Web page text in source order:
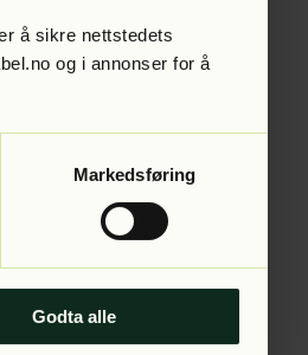
å sikre nettstedets
og i annonser for å
Markedsføring
Godta alle